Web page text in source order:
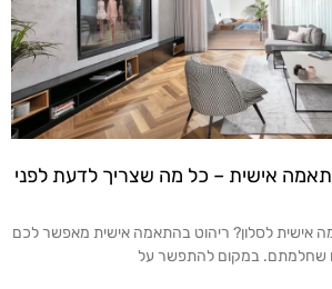
אישית – כל מה שצריך לדעת לפני
אישית לסלון? ריהוט בהתאמה אישית מאפשר לכם
שחלמתם. במקום להתפשר על